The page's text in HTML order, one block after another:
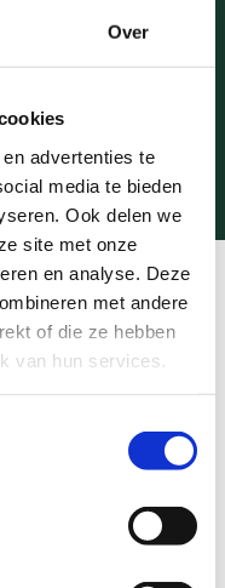
Over
advertenties te
media te bieden
Ook delen we
site met onze
en analyse. Deze
met andere
of die ze hebben
van hun services.
en hoe ge­bruik je